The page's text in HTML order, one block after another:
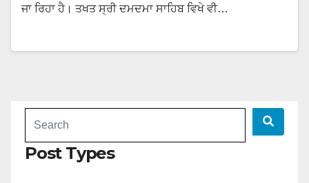
ਜਾ ਰਿਹਾ ਹੈ। ਤਖਤ ਸ੍ਰੀ ਦਮਦਮਾ ਸਾਹਿਬ ਵਿਖੇ ਵੀ…
Post Types